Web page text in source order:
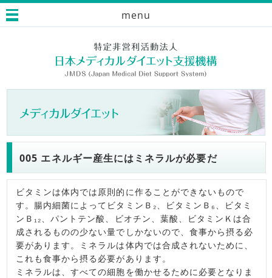
menu
005 エネルギー産生にはミネラルが必要だ
ビタミンは体内では原則的に作ることができないもので
す。腸内細菌によってビタミンＢ₂、ビタミンＢ₆、ビタミ
ンＢ₁₂、パントテン酸、ビオチン、葉酸、ビタミンＫは合
成されるものの少ない量でしかないので、食事から摂る必
要があります。ミネラルは体内では合成されないために、
これも食事から摂る必要があります。
ミネラルは、すべての細胞を働かせるために必要となりま